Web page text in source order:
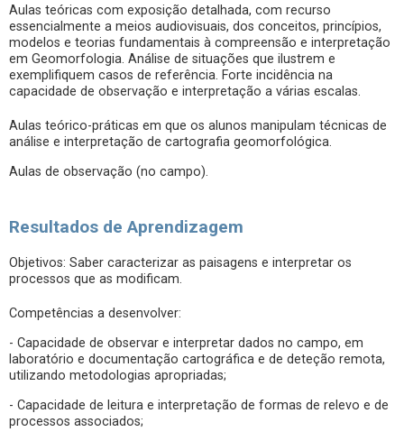
Aulas teóricas com exposição detalhada, com recurso
essencialmente a meios audiovisuais, dos conceitos, princípios,
modelos e teorias fundamentais à compreensão e interpretação
em Geomorfologia. Análise de situações que ilustrem e
exemplifiquem casos de referência. Forte incidência na
capacidade de observação e interpretação a várias escalas.
Aulas teórico-práticas em que os alunos manipulam técnicas de
análise e interpretação de cartografia geomorfológica.
Aulas de observação (no campo).
Resultados de Aprendizagem
Objetivos: Saber caracterizar as paisagens e interpretar os
processos que as modificam.
Competências a desenvolver:
- Capacidade de observar e interpretar dados no campo, em
laboratório e documentação cartográfica e de deteção remota,
utilizando metodologias apropriadas;
- Capacidade de leitura e interpretação de formas de relevo e de
processos associados;